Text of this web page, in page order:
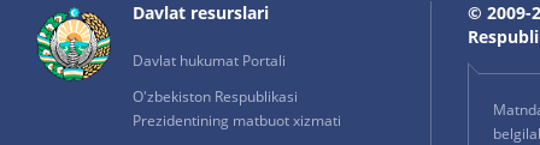
Davlat resurslari
Davlat hukumat Portali
O'zbekiston Respublikasi
Prezidentining matbuot xizmati
© 2009-